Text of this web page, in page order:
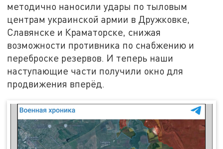
методично наносили удары по тыловым
центрам украинской армии в Дружковке,
Славянске и Краматорске, снижая
возможности противника по снабжению и
переброске резервов. И теперь наши
наступающие части получили окно для
продвижения вперёд.